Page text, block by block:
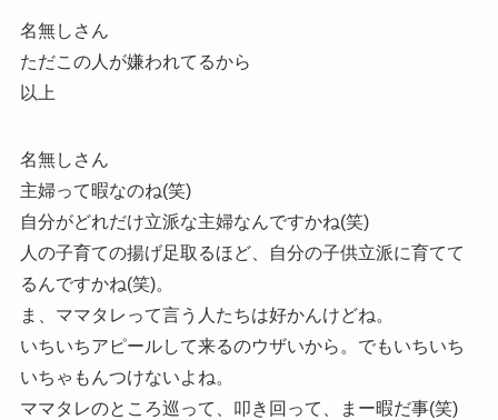
名無しさん
ただこの人が嫌われてるから
以上
名無しさん
主婦って暇なのね(笑)
自分がどれだけ立派な主婦なんですかね(笑)
人の子育ての揚げ足取るほど、自分の子供立派に育てて
るんですかね(笑)。
ま、ママタレって言う人たちは好かんけどね。
いちいちアピールして来るのウザいから。でもいちいち
いちゃもんつけないよね。
ママタレのところ巡って、叩き回って、まー暇だ事(笑)